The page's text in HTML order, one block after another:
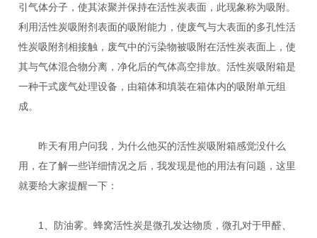
引气体分子，使其浓聚并保持在活性炭表面，此现象称为吸附。
利用活性炭吸附剂表面的吸附能力，使废气与大表面的多孔性活
性炭吸附剂相接触，废气中的污染物被吸附在活性炭表面上，使
其与气体混合物分离，净化后的气体高空排放。活性炭吸附箱是
一种干式废气处理设备，由箱体和填装在箱体内的吸附单元组
成。
昨天有用户问我，为什么他买的活性炭吸附箱感觉没什么
用，在了解一些详细情况之后，我发现是他的用法有问题，这里
就要给大家提醒一下：
1、防油雾。蜂窝活性炭是微孔发达物质，微孔对于甲醛、